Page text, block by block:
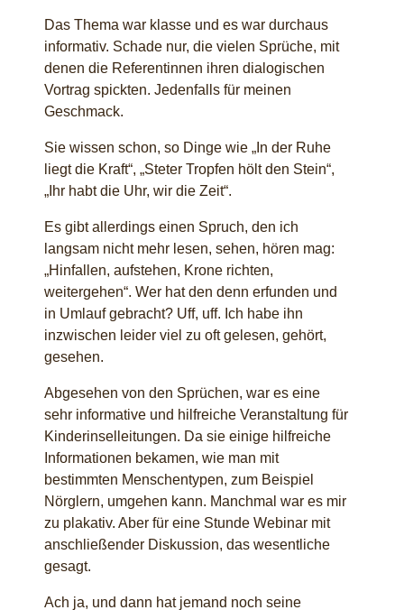
Das Thema war klasse und es war durchaus
informativ. Schade nur, die vielen Sprüche, mit
denen die Referentinnen ihren dialogischen
Vortrag spickten. Jedenfalls für meinen
Geschmack.
Sie wissen schon, so Dinge wie „In der Ruhe
liegt die Kraft“, „Steter Tropfen hölt den Stein“,
„Ihr habt die Uhr, wir die Zeit“.
Es gibt allerdings einen Spruch, den ich
langsam nicht mehr lesen, sehen, hören mag:
„Hinfallen, aufstehen, Krone richten,
weitergehen“. Wer hat den denn erfunden und
in Umlauf gebracht? Uff, uff. Ich habe ihn
inzwischen leider viel zu oft gelesen, gehört,
gesehen.
Abgesehen von den Sprüchen, war es eine
sehr informative und hilfreiche Veranstaltung für
Kinderinselleitungen. Da sie einige hilfreiche
Informationen bekamen, wie man mit
bestimmten Menschentypen, zum Beispiel
Nörglern, umgehen kann. Manchmal war es mir
zu plakativ. Aber für eine Stunde Webinar mit
anschließender Diskussion, das wesentliche
gesagt.
Ach ja, und dann hat jemand noch seine